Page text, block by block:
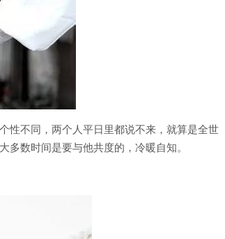
性不同，两个人平日里都说不来，就算是全世
数时间是要与他共度的，冷暖自知。